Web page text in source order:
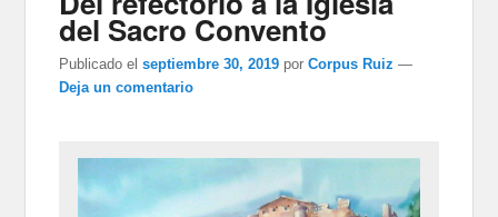
del Sacro Convento
Publicado el septiembre 30, 2019 porCorpus Ruiz —
Deja un comentario